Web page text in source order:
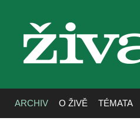
živa
ARCHIV O ŽIVĚ TÉMATA